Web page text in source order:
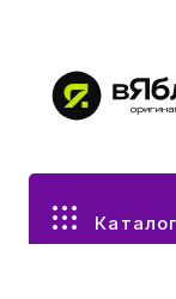
Все разделы